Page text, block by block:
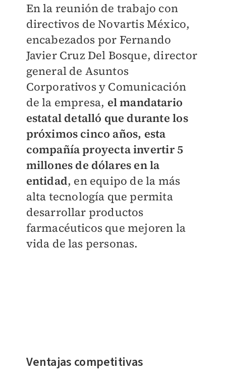
En la reunión de trabajo con
directivos de Novartis México,
encabezados por Fernando
Javier Cruz Del Bosque, director
general de Asuntos
Corporativos y Comunicación
de la empresa, el mandatario
estatal detalló que durante los
próximos cinco años, esta
compañía proyecta invertir 5
millones de dólares en la
entidad, en equipo de la más
alta tecnología que permita
desarrollar productos
farmacéuticos que mejoren la
vida de las personas.
Ventajas competitivas